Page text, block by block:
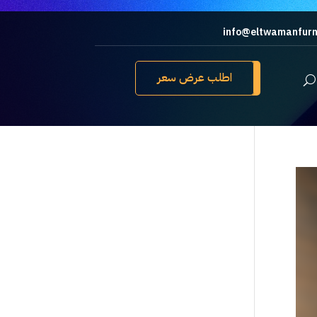
اطلب عرض سعر